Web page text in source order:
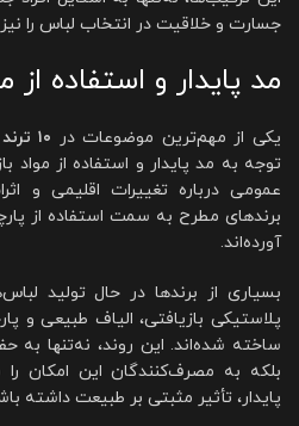
جسارت و خلاقیت در انتخاب لباس را
مد پایدار و استفاده از
یکی از مهم‌ترین موضوعات در ۱۰ ترند برتر دنیای مد در سال ۲۰۲۵
توجه به مد پایدار و استفاده از مواد
عمومی درباره تغییرات اقلیمی و
برندهای مطرح به سمت استفاده از
آورده‌اند.
بسیاری از برندها در حال تولید
پلاستیکی بازیافتی، الیاف طبیعی و
ساخته شده‌اند. این روند، نه‌تنها
بلکه به مصرف‌کنندگان این امکان
پایدار، تأثیر مثبتی بر طبیعت داشته